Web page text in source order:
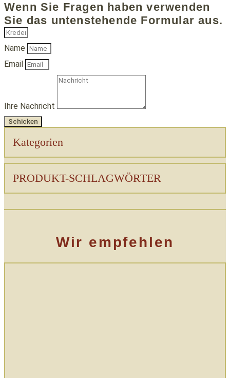
Wenn Sie Fragen haben verwenden
Sie das untenstehende Formular aus.
Name
Email
Ihre Nachricht
Schicken
Kategorien
PRODUKT-SCHLAGWÖRTER
Wir empfehlen